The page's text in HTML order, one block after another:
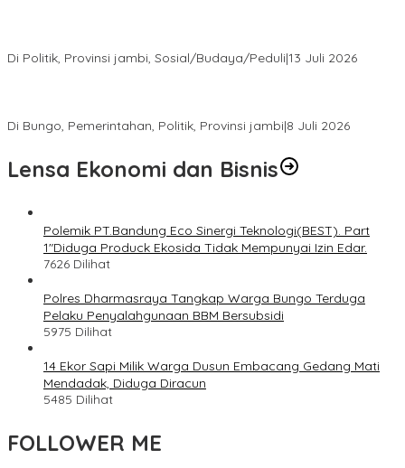
Di Politik, Provinsi jambi, Sosial/Budaya/Peduli|13 Juli 2026
Di Bungo, Pemerintahan, Politik, Provinsi jambi|8 Juli 2026
Lensa Ekonomi dan Bisnis
Polemik PT.Bandung Eco Sinergi Teknologi(BEST). Part
1″Diduga Produck Ekosida Tidak Mempunyai Izin Edar.
7626 Dilihat
Polres Dharmasraya Tangkap Warga Bungo Terduga
Pelaku Penyalahgunaan BBM Bersubsidi
5975 Dilihat
14 Ekor Sapi Milik Warga Dusun Embacang Gedang Mati
Mendadak, Diduga Diracun
5485 Dilihat
FOLLOWER ME